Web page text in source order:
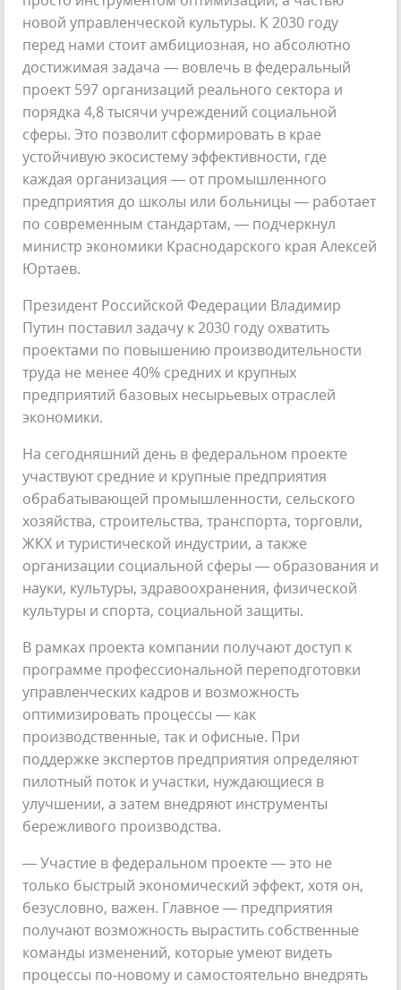
новой управленческой культуры. К 2030 году
перед нами стоит амбициозная, но абсолютно
достижимая задача — вовлечь в федеральный
проект 597 организаций реального сектора и
порядка 4,8 тысячи учреждений социальной
сферы. Это позволит сформировать в крае
устойчивую экосистему эффективности, где
каждая организация — от промышленного
предприятия до школы или больницы — работает
по современным стандартам, — подчеркнул
министр экономики Краснодарского края Алексей
Юртаев.
Президент Российской Федерации Владимир
Путин поставил задачу к 2030 году охватить
проектами по повышению производительности
труда не менее 40% средних и крупных
предприятий базовых несырьевых отраслей
экономики.
На сегодняшний день в федеральном проекте
участвуют средние и крупные предприятия
обрабатывающей промышленности, сельского
хозяйства, строительства, транспорта, торговли,
ЖКХ и туристической индустрии, а также
организации социальной сферы — образования и
науки, культуры, здравоохранения, физической
культуры и спорта, социальной защиты.
В рамках проекта компании получают доступ к
программе профессиональной переподготовки
управленческих кадров и возможность
оптимизировать процессы — как
производственные, так и офисные. При
поддержке экспертов предприятия определяют
пилотный поток и участки, нуждающиеся в
улучшении, а затем внедряют инструменты
бережливого производства.
— Участие в федеральном проекте — это не
только быстрый экономический эффект, хотя он,
безусловно, важен. Главное — предприятия
получают возможность вырастить собственные
команды изменений, которые умеют видеть
процессы по‑новому и самостоятельно внедрять